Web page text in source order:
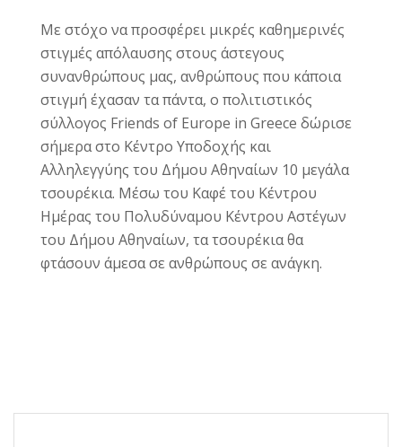
Mε στόχο να προσφέρει μικρές καθημερινές
στιγμές απόλαυσης στους άστεγους
συνανθρώπους μας, ανθρώπους που κάποια
στιγμή έχασαν τα πάντα, ο πολιτιστικός
σύλλογος Friends of Europe in Greece δώρισε
σήμερα στο Κέντρο Υποδοχής και
Αλληλεγγύης του Δήμου Αθηναίων 10 μεγάλα
τσουρέκια. Μέσω του Καφέ του Κέντρου
Ημέρας του Πολυδύναμου Κέντρου Αστέγων
του Δήμου Αθηναίων, τα τσουρέκια θα
φτάσουν άμεσα σε ανθρώπους σε ανάγκη.